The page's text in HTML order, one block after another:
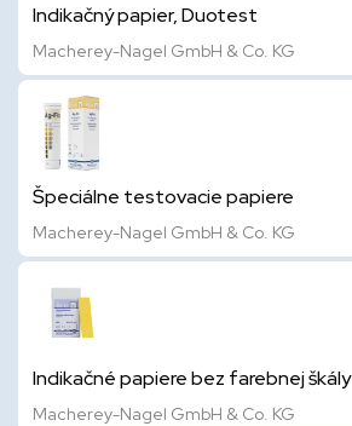
Indikačný papier, Duotest
Macherey-Nagel GmbH & Co. KG
Špeciálne testovacie papiere
Macherey-Nagel GmbH & Co. KG
Indikačné papiere bez farebnej škály
Macherey-Nagel GmbH & Co. KG